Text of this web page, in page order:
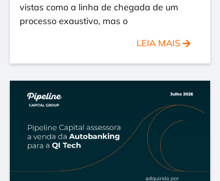
vistas como a linha de chegada de um
processo exaustivo, mas o
LEIA MAIS